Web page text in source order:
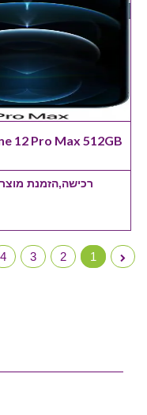
12 Pro Max 512GB
רכישה,הזמנת
1
2
3
4